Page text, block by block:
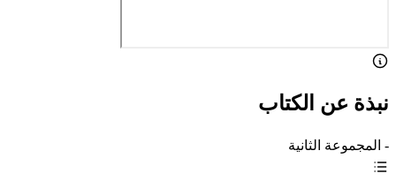
نبذة عن الكتاب
- المجموعة الثانية